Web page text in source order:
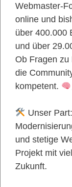
Webmaster-
online und
über 400.000
und über
Ob Fragen
die
kompetent.
Unser Part:
und stetige
Projekt mit
Zukunft.